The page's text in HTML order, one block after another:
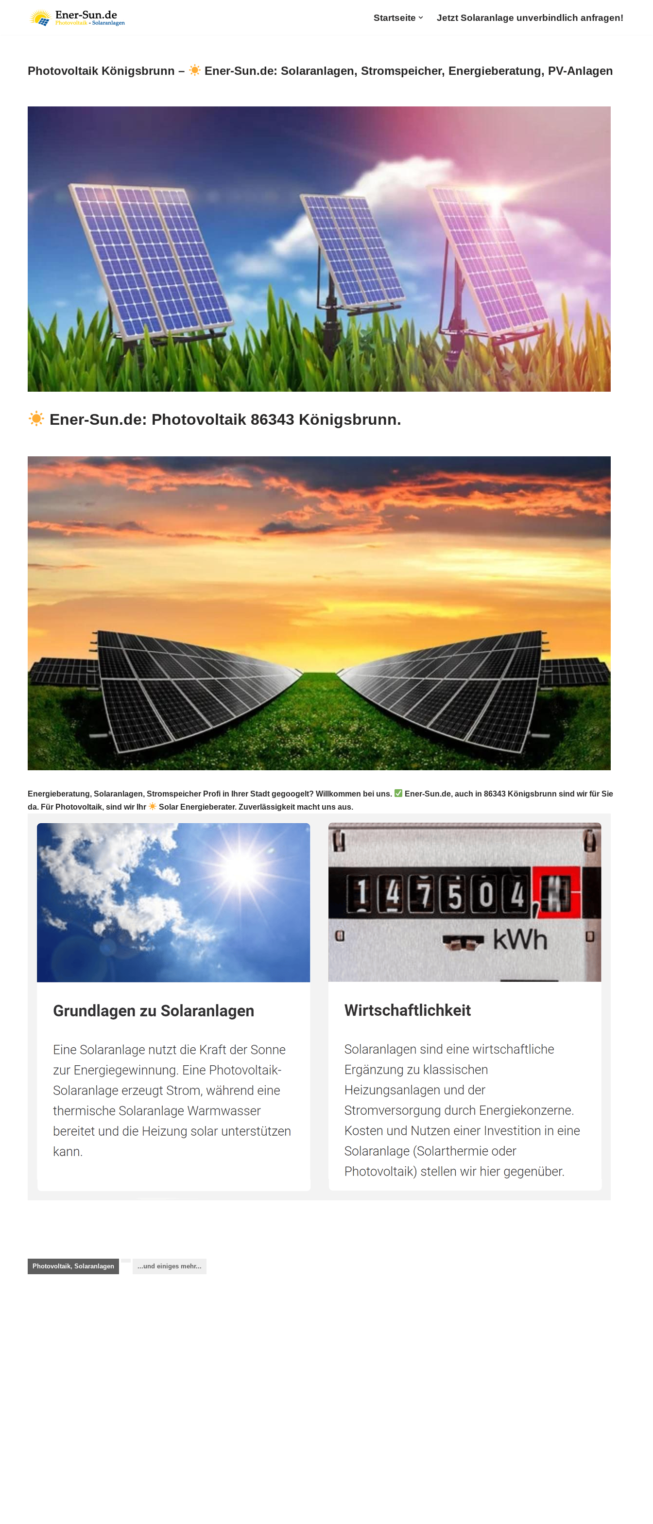
Startseite Jetzt Solaranlage unverbindlich anfragen!
Photovoltaik Königsbrunn – Ener-Sun.de: Solaranlagen, Stromspeicher, Energieberatung, PV-Anlagen
Ener-Sun.de: Photovoltaik 86343 Königsbrunn.
Energieberatung, Solaranlagen, Stromspeicher Profi in Ihrer Stadt gegoogelt? Willkommen bei uns.
Ener-Sun.de, auch in 86343 Königsbrunn sind wir für Sie
da. Für Photovoltaik, sind wir Ihr
Solar Energieberater. Zuverlässigkeit macht uns aus.
Photovoltaik, Solaranlagen ...und einiges mehr...